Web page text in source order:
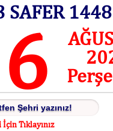
SAFER 1448
6
Tıklayınız